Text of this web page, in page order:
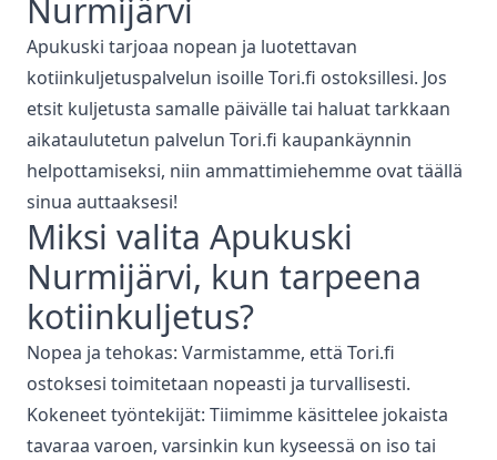
Nurmijärvi
Apukuski tarjoaa nopean ja luotettavan
kotiinkuljetuspalvelun isoille Tori.fi ostoksillesi. Jos
etsit kuljetusta samalle päivälle tai haluat tarkkaan
aikataulutetun palvelun Tori.fi kaupankäynnin
helpottamiseksi, niin ammattimiehemme ovat täällä
sinua auttaaksesi!
Miksi valita Apukuski
Nurmijärvi, kun tarpeena
kotiinkuljetus?
Nopea ja tehokas: Varmistamme, että Tori.fi
ostoksesi toimitetaan nopeasti ja turvallisesti.
Kokeneet työntekijät: Tiimimme käsittelee jokaista
tavaraa varoen, varsinkin kun kyseessä on iso tai